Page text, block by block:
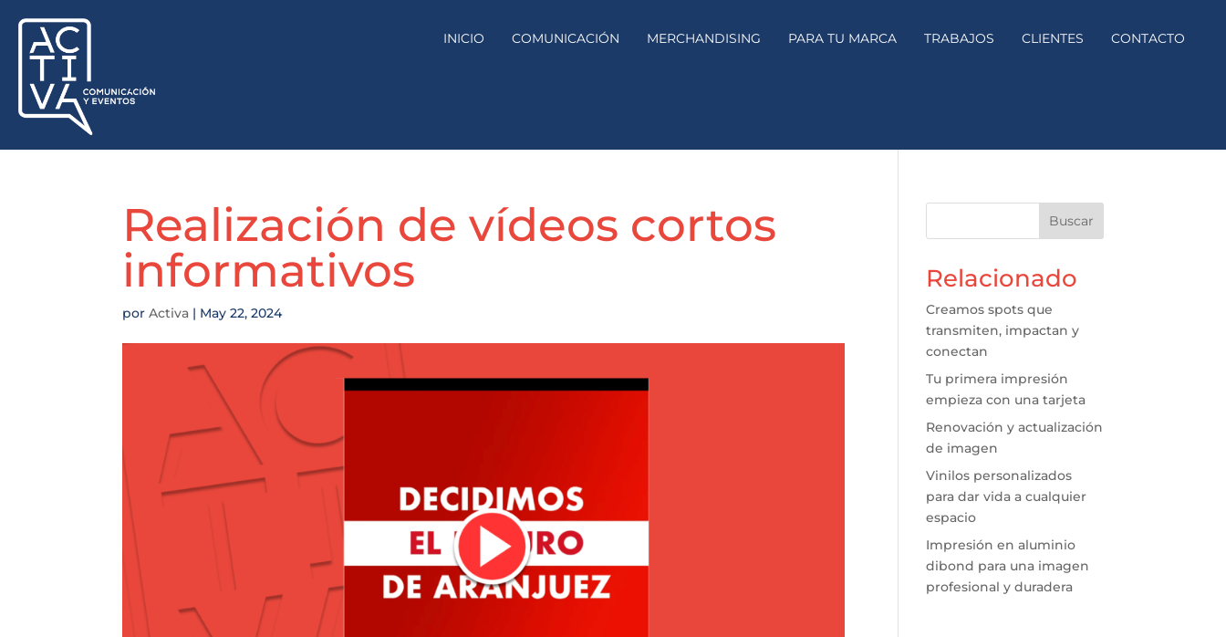
INICIO COMUNICACIÓN MERCHANDISING PARA TU MARCA TRABAJOS CLIENTES CONTACTO
Realización de vídeos cortos
informativos
porActiva | May 22, 2024
Buscar
Relacionado
Creamos spots que
transmiten, impactan y
conectan
Tu primera impresión
empieza con una tarjeta
Renovación y actualización
de imagen
Vinilos personalizados
para dar vida a cualquier
espacio
Impresión en aluminio
dibond para una imagen
profesional y duradera